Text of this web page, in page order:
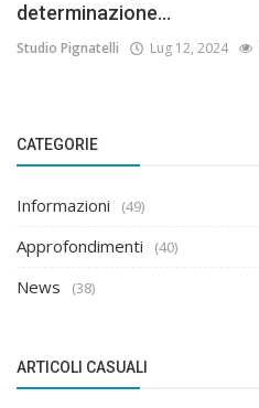
determinazione...
Studio Pignatelli Lug 12, 2024
CATEGORIE
Informazioni (49)
Approfondimenti (40)
News (38)
ARTICOLI CASUALI